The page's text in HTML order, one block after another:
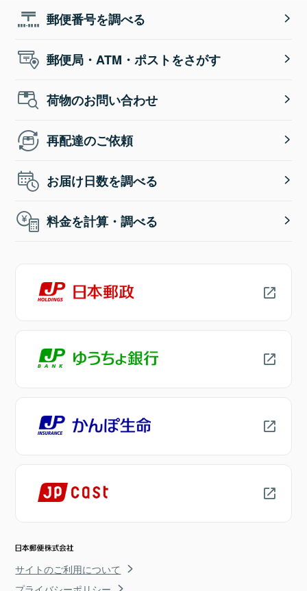
郵便番号を調べる
郵便局・ATM・ポストをさがす
荷物のお問い合わせ
再配達のご依頼
お届け日数を調べる
料金を計算・調べる
サイトのご利用について